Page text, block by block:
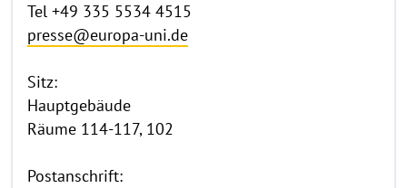
Tel +49 335 5534 4515
presse@europa-uni.de
Sitz:
Hauptgebäude
Räume 114-117, 102
Postanschrift: